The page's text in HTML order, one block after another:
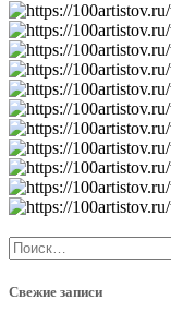
Найти:
Свежие записи